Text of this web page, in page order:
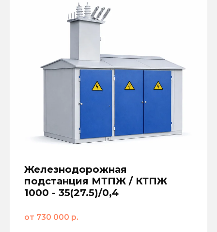
Железнодорожная
подстанция МТПЖ / КТПЖ
1000 - 35(27.5)/0,4
от 730 000 р.